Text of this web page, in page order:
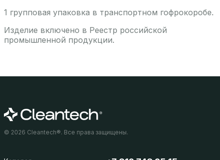
1 групповая упаковка в транспортном гофрокоробе.
Изделие включено в Реестр российской
промышленной продукции.
© 2026 Cleantech®. Все права защищены.